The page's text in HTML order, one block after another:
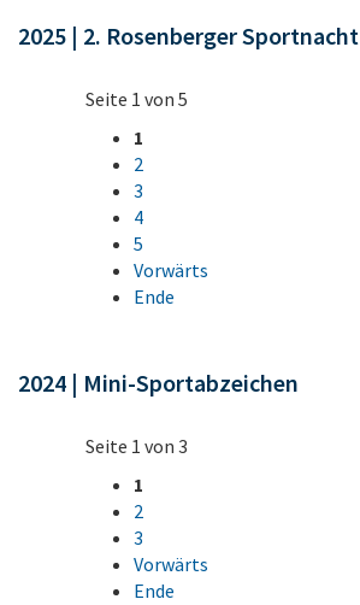
2025 | 2. Rosenberger Sportnacht
Seite 1 von 5
1
2
3
4
5
Vorwärts
Ende
2024 | Mini-Sportabzeichen
Seite 1 von 3
1
2
3
Vorwärts
Ende